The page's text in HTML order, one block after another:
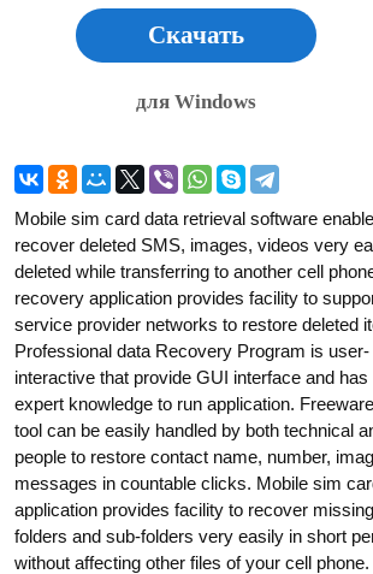
Скачать
для Windows
Mobile sim card data retrieval software
recover deleted SMS, images, videos very
deleted while transferring to another cell
recovery application provides facility to
service provider networks to restore deleted
Professional data Recovery Program is user-
interactive that provide GUI interface and has
expert knowledge to run application.
tool can be easily handled by both technical
people to restore contact name, number,
messages in countable clicks. Mobile sim
application provides facility to recover
folders and sub-folders very easily in short
without affecting other files of your cell